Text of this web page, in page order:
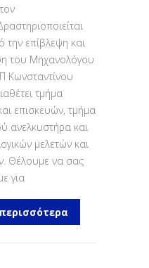
την επίβλεψη και
του Μηχανολόγου
Κωνσταντίνου
τμήμα
επισκευών, τμήμα
ανελκυστήρα και
μελετών και
Θέλουμε να σας
για